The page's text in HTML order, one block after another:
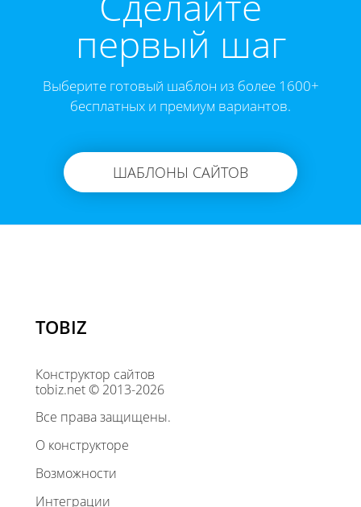
первый шаг
Выберите готовый шаблон из более 1600+
бесплатных и премиум вариантов.
ШАБЛОНЫ САЙТОВ
TOBIZ
Конструктор сайтов
tobiz.net © 2013-2026
Все права защищены.
О конструкторе
Возможности
Интеграции